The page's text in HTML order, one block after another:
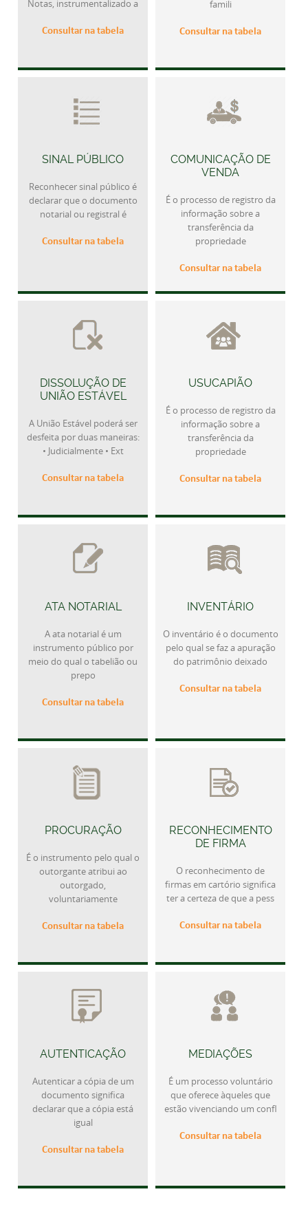
Notas, instrumentalizado a
Consultar na tabela
famili
Consultar na tabela
SINAL PÚBLICO
Reconhecer sinal público é
declarar que o documento
notarial ou registral é
Consultar na tabela
COMUNICAÇÃO DE
VENDA
É o processo de registro da
informação sobre a
transferência da
propriedade
Consultar na tabela
DISSOLUÇÃO DE
UNIÃO ESTÁVEL
A União Estável poderá ser
desfeita por duas maneiras:
• Judicialmente • Ext
Consultar na tabela
USUCAPIÃO
É o processo de registro da
informação sobre a
transferência da
propriedade
Consultar na tabela
ATA NOTARIAL
A ata notarial é um
instrumento público por
meio do qual o tabelião ou
prepo
Consultar na tabela
INVENTÁRIO
O inventário é o documento
pelo qual se faz a apuração
do patrimônio deixado
Consultar na tabela
PROCURAÇÃO
É o instrumento pelo qual o
outorgante atribui ao
outorgado,
voluntariamente
Consultar na tabela
RECONHECIMENTO
DE FIRMA
O reconhecimento de
firmas em cartório significa
ter a certeza de que a pess
Consultar na tabela
AUTENTICAÇÃO
Autenticar a cópia de um
documento significa
declarar que a cópia está
igual
Consultar na tabela
MEDIAÇÕES
É um processo voluntário
que oferece àqueles que
estão vivenciando um confl
Consultar na tabela